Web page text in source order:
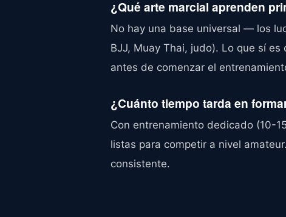
¿Qué arte marcial aprenden
No hay una base universal — los
BJJ, Muay Thai, judo). Lo que sí
antes de comenzar el
¿Cuánto tiempo tarda en
Con entrenamiento dedicado (10-
listas para competir a nivel
consistente.